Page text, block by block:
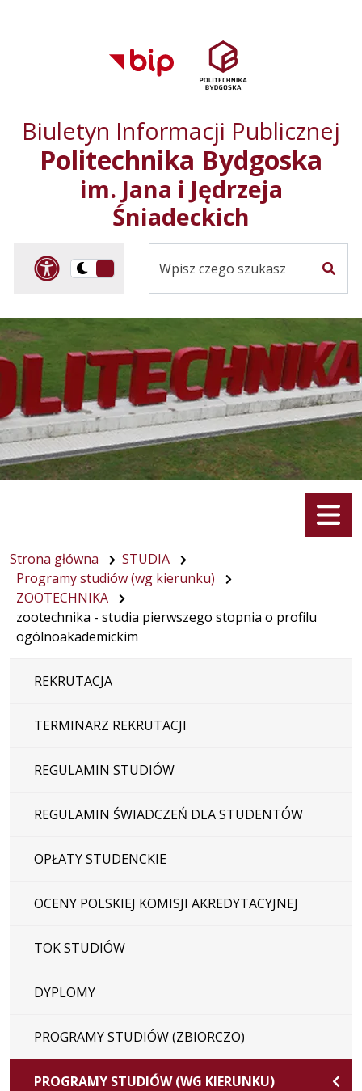
głównego menu
serwisu
Biuletyn Informacji Publicznej
Politechnika Bydgoska
im. Jana i Jędrzeja
Śniadeckich
Panel dostosowania
Przelącz
kontrastowa
Menu
Strona główna
STUDIA
Programy studiów (wg kierunku)
ZOOTECHNIKA
zootechnika - studia pierwszego stopnia o profilu
ogólnoakademickim
REKRUTACJA
TERMINARZ REKRUTACJI
REGULAMIN STUDIÓW
REGULAMIN ŚWIADCZEŃ DLA STUDENTÓW
OPŁATY STUDENCKIE
OCENY POLSKIEJ KOMISJI AKREDYTACYJNEJ
TOK STUDIÓW
DYPLOMY
PROGRAMY STUDIÓW (ZBIORCZO)
PROGRAMY STUDIÓW (WG KIERUNKU)